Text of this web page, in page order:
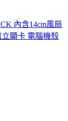
內含14cm風扇
顯卡 電腦機殼